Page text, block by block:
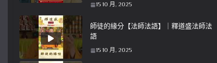
15 10 月, 2025
師徒的緣分【法師法語】｜釋道盛法師法
語
15 10 月, 2025